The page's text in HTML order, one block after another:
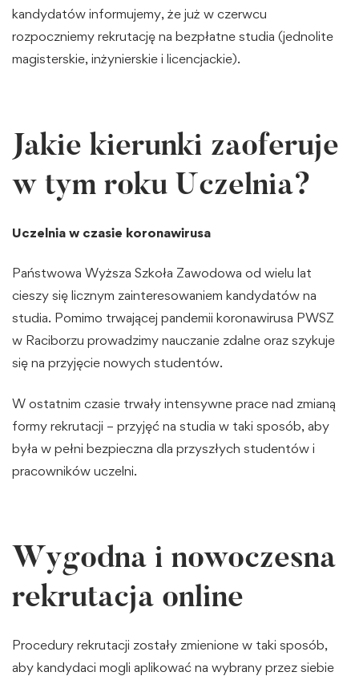
kandydatów informujemy, że już w czerwcu
rozpoczniemy rekrutację na bezpłatne studia (jednolite
magisterskie, inżynierskie i licencjackie).
Jakie kierunki zaoferuje
w tym roku Uczelnia?
Uczelnia w czasie koronawirusa
Państwowa Wyższa Szkoła Zawodowa od wielu lat
cieszy się licznym zainteresowaniem kandydatów na
studia. Pomimo trwającej pandemii koronawirusa PWSZ
w Raciborzu prowadzimy nauczanie zdalne oraz szykuje
się na przyjęcie nowych studentów.
W ostatnim czasie trwały intensywne prace nad zmianą
formy rekrutacji – przyjęć na studia w taki sposób, aby
była w pełni bezpieczna dla przyszłych studentów i
pracowników uczelni.
Wygodna i nowoczesna
rekrutacja online
Procedury rekrutacji zostały zmienione w taki sposób,
aby kandydaci mogli aplikować na wybrany przez siebie